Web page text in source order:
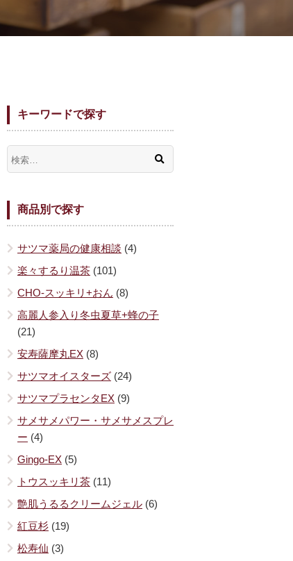
キーワードで探す
商品別で探す
サツマ薬局の健康相談 (4)
楽々するり温茶 (101)
CHO-スッキリ+おん (8)
高麗人参入り冬虫夏草+蜂の子
(21)
安寿薩摩丸EX (8)
サツマオイスターズ (24)
サツマプラセンタEX (9)
サメサメパワー・サメサメスプレ
ー (4)
Gingo-EX (5)
トウスッキリ茶 (11)
艶肌うるるクリームジェル (6)
紅豆杉 (19)
松寿仙 (3)